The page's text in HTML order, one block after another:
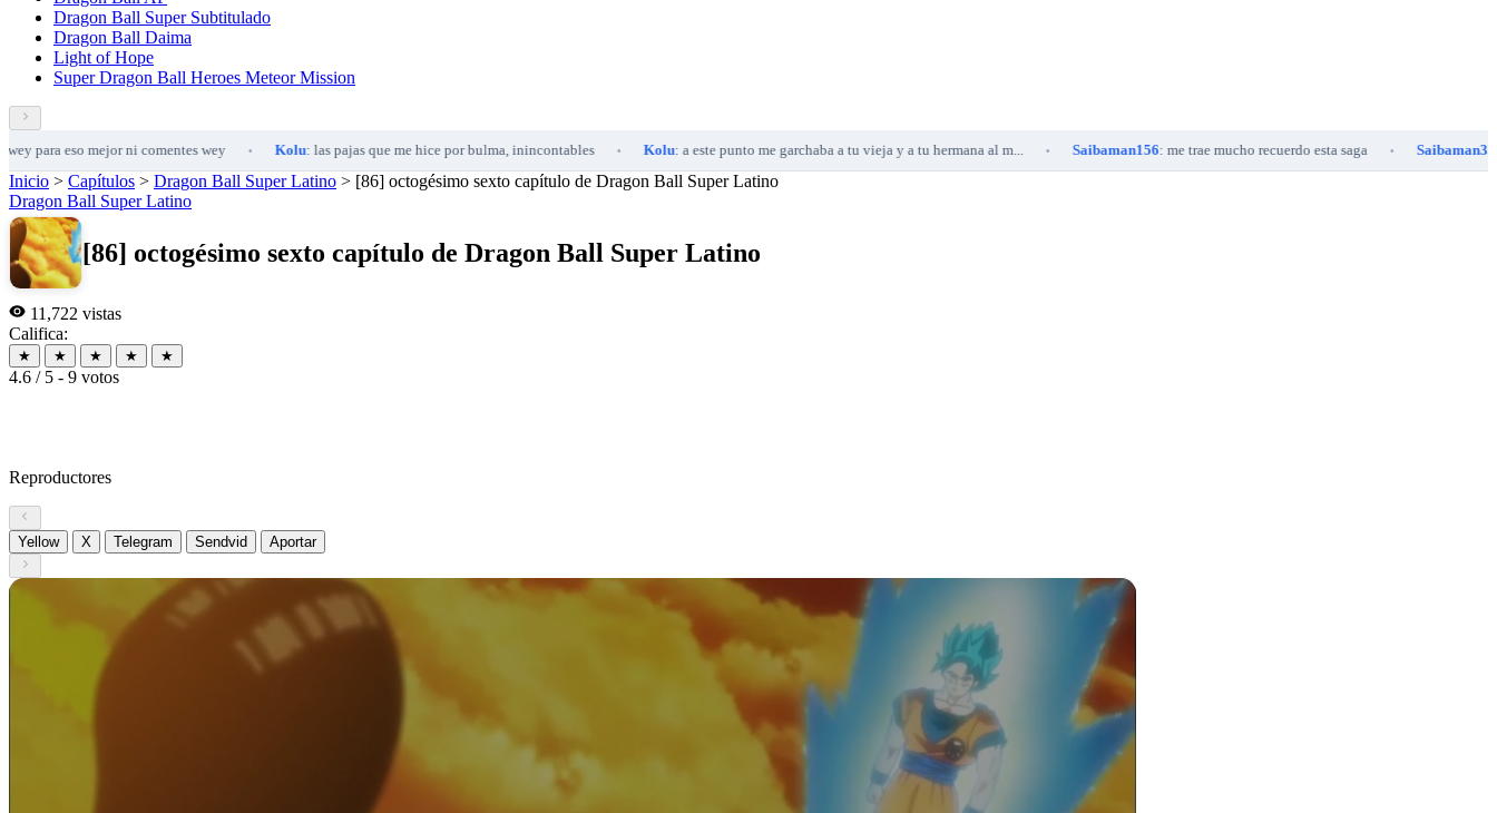
Dragon Ball Super Subtitulado
Dragon Ball Daima
Light of Hope
Super Dragon Ball Heroes Meteor Mission
mejor ni comentes wey • Kolu : las pajas que me hice por bulma, inincontables • Kolu : a este punto me garchaba a tu vieja y a tu hermana al m... • Saibaman156: me trae mucho recuerdo esta saga • Saibaman334: Mayin
Inicio > Capítulos > Dragon Ball Super Latino > [86] octogésimo sexto capítulo de Dragon Ball Super Latino
Dragon Ball Super Latino
[86] octogésimo sexto capítulo de Dragon Ball Super Latino
11,722 vistas
Califica:
★ ★ ★ ★ ★
4.6 / 5 - 9 votos
Reproductores
Yellow X Telegram Sendvid Aportar